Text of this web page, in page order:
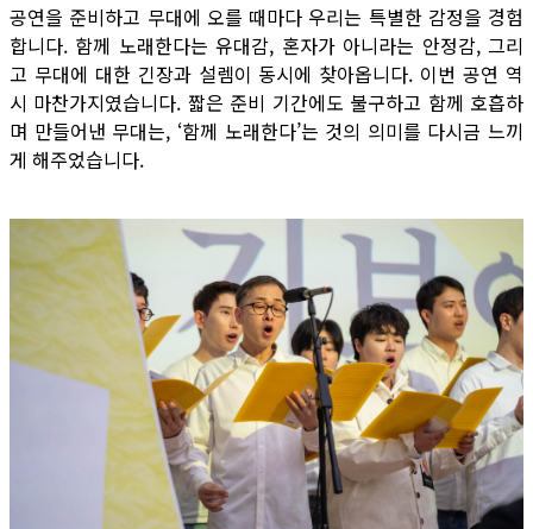
공연을 준비하고 무대에 오를 때마다 우리는 특별한 감정을 경험
합니다. 함께 노래한다는 유대감, 혼자가 아니라는 안정감, 그리
고 무대에 대한 긴장과 설렘이 동시에 찾아옵니다. 이번 공연 역
시 마찬가지였습니다. 짧은 준비 기간에도 불구하고 함께 호흡하
며 만들어낸 무대는, ‘함께 노래한다’는 것의 의미를 다시금 느끼
게 해주었습니다.